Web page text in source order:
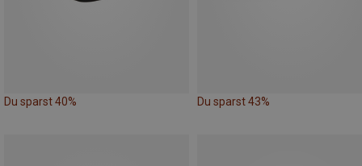
Du sparst 40% Du sparst 43%